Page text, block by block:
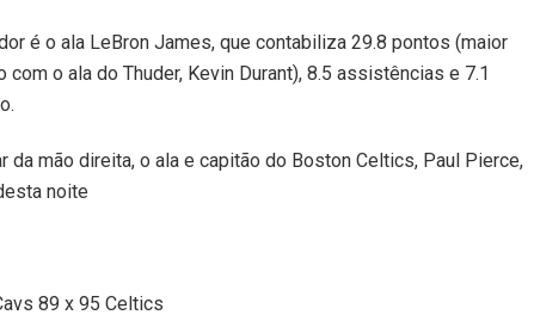
é o ala LeBron James, que contabiliza 29.8 pontos (maior
com o ala do Thuder, Kevin Durant), 8.5 assistências e 7.1
da mão direita, o ala e capitão do Boston Celtics, Paul Pierce,
noite
89 x 95 Celtics